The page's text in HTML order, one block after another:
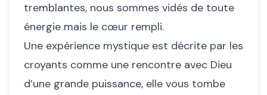
tremblantes, nous sommes vidés de toute
énergie mais le cœur rempli.
Une expérience mystique est décrite par les
croyants comme une rencontre avec Dieu
d’une grande puissance, elle vous tombe